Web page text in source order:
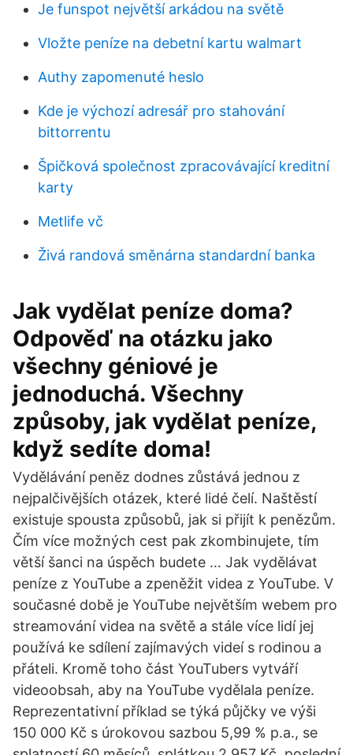
Je funspot největší arkádou na světě
Vložte peníze na debetní kartu walmart
Authy zapomenuté heslo
Kde je výchozí adresář pro stahování
bittorrentu
Špičková společnost zpracovávající kreditní
karty
Metlife vč
Živá randová směnárna standardní banka
Jak vydělat peníze doma?
Odpověď na otázku jako
všechny géniové je
jednoduchá. Všechny
způsoby, jak vydělat peníze,
když sedíte doma!
Vydělávání peněz dodnes zůstává jednou z
nejpalčivějších otázek, které lidé čelí. Naštěstí
existuje spousta způsobů, jak si přijít k penězům.
Čím více možných cest pak zkombinujete, tím
větší šanci na úspěch budete … Jak vydělávat
peníze z YouTube a zpeněžit videa z YouTube. V
současné době je YouTube největším webem pro
streamování videa na světě a stále více lidí jej
používá ke sdílení zajímavých videí s rodinou a
přáteli. Kromě toho část YouTubers vytváří
videoobsah, aby na YouTube vydělala peníze.
Reprezentativní příklad se týká půjčky ve výši
150 000 Kč s úrokovou sazbou 5,99 % p.a., se